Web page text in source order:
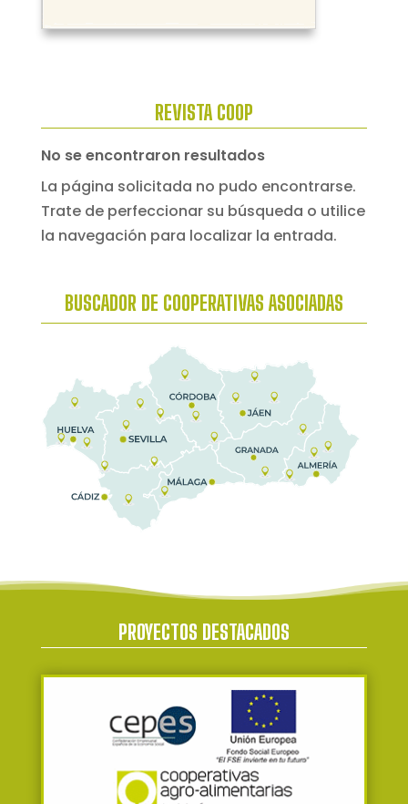
REVISTA COOP
No se encontraron resultados
La página solicitada no pudo encontrarse.
Trate de perfeccionar su búsqueda o utilice
la navegación para localizar la entrada.
BUSCADOR DE COOPERATIVAS ASOCIADAS
PROYECTOS DESTACADOS